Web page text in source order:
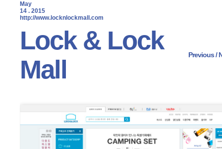
May
14 . 2015
http://www.locknlockmall.com
Lock & Lock
Mall
Previous /